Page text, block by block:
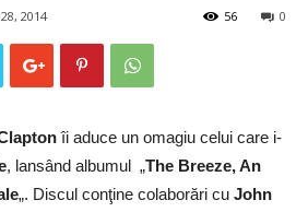
2014 0
56
îi aduce un omagiu celui care i-
, lansând albumul „The Breeze, An
„. Discul conţine colaborări cu John